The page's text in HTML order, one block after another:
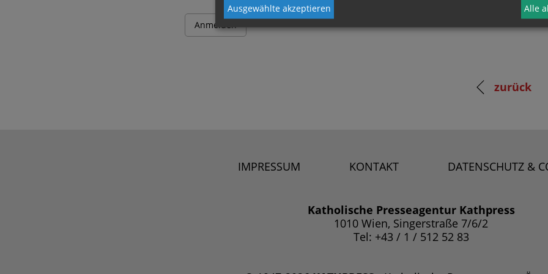
zurück
IMPRESSUM KONTAKT DATENSCHUTZ &
Katholische Presseagentur Kathpress
1010 Wien, Singerstraße 7/6/2
Tel: +43 / 1 / 512 52 83
Ausgewählte akzeptieren Alle